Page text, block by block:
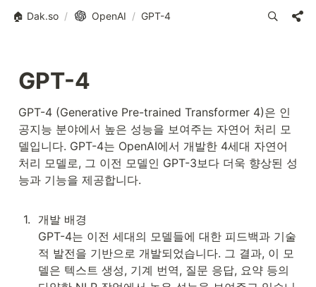
🏠 Dak.so / OpenAI / GPT-4
GPT-4
GPT-4 (Generative Pre-trained Transformer 4)은 인
공지능 분야에서 높은 성능을 보여주는 자연어 처리 모
델입니다. GPT-4는 OpenAI에서 개발한 4세대 자연어
처리 모델로, 그 이전 모델인 GPT-3보다 더욱 향상된 성
능과 기능을 제공합니다.
1.
개발 배경
GPT-4는 이전 세대의 모델들에 대한 피드백과 기술
적 발전을 기반으로 개발되었습니다. 그 결과, 이 모
델은 텍스트 생성, 기계 번역, 질문 응답, 요약 등의